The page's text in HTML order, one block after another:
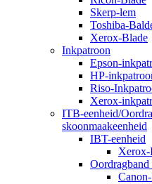
Skerp-lem
Toshiba-
Xerox-Blade
Inkpatroon
Epson-
HP-
Riso-
Xerox-
ITB-eenheid/
skoonmaakeenheid
IBT-eenheid
Xerox-